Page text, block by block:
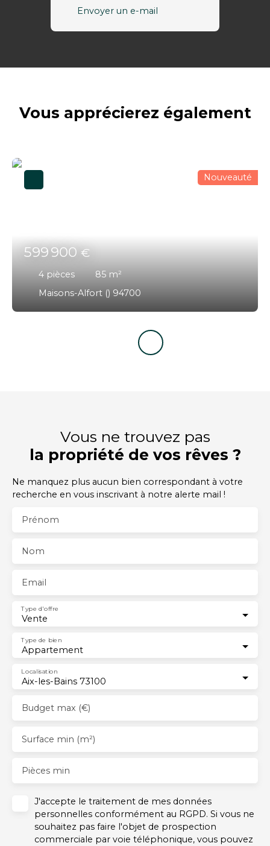
Envoyer un e-mail
Vous apprécierez également
599 900€
4 pièces 85 m²
Maisons-Alfort () 94700
Nouveauté
Vous ne trouvez pas
la propriété de vos rêves ?
Ne manquez plus aucun bien correspondant à votre
recherche en vous inscrivant à notre alerte mail !
Prénom
Nom
Email
Vente
Type d'offre
Appartement
Type de bien
Aix-les-Bains 73100
Localisation
Budget max (€)
Surface min (m²)
Pièces min
J'accepte le traitement de mes données
personnelles conformément au RGPD. Si vous ne
souhaitez pas faire l'objet de prospection
commerciale par voie téléphonique, vous pouvez